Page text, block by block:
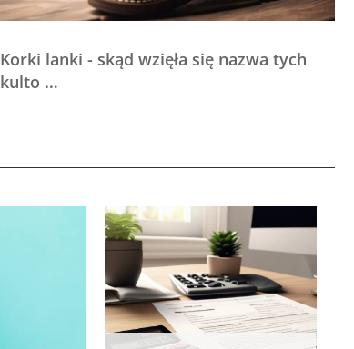
Korki lanki - skąd wzięła się nazwa tych
kulto …